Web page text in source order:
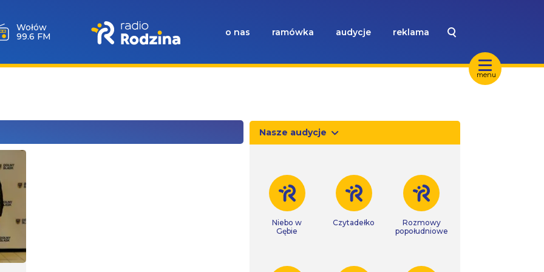
menu
Wołów
99.6 FM
o nas ramówka audycje reklama
Nasze audycje
Niebo w
Gębie
Czytadełko
Rozmowy
popołudniowe